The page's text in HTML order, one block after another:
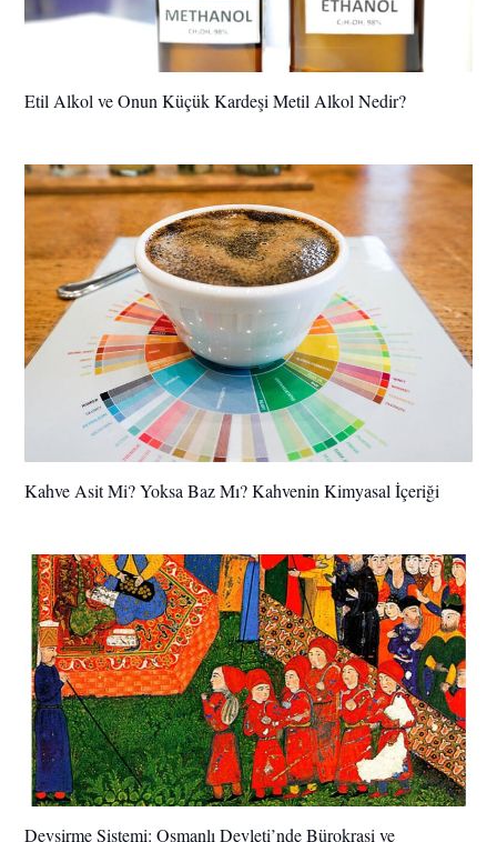
Etil Alkol ve Onun Küçük Kardeşi Metil Alkol Nedir?
Kahve Asit Mi? Yoksa Baz Mı? Kahvenin Kimyasal İçeriği
Devşirme Sistemi: Osmanlı Devleti’nde Bürokrasi ve